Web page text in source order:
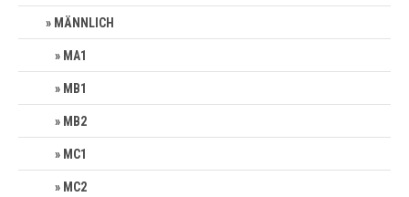
MÄNNLICH
MA1
MB1
MB2
MC1
MC2